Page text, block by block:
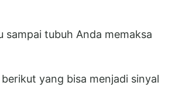
sampai tubuh Anda memaksa
yang bisa menjadi sinyal